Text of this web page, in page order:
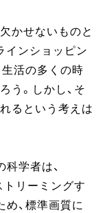
かせないものと
インショッピン
生活の多くの時
う。しかし、そ
るという考えは
学者は、
トリーミングす
め、標準画質に